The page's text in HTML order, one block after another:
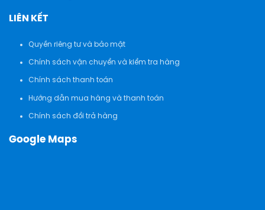
LIÊN KẾT
Quyền riêng tư và bảo mật
Chính sách vận chuyển và kiểm tra hàng
Chính sách thanh toán
Hướng dẫn mua hàng và thanh toán
Chính sách đổi trả hàng
Google Maps